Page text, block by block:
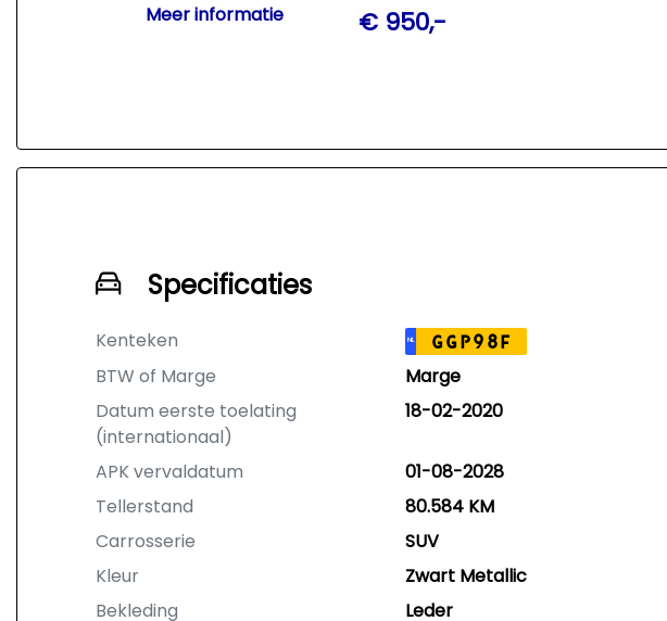
Met dit pakket leveren wij Uw auto
rijklaar af met een nieuwe APK +
Meer informatie € 950,-
Specificaties
Kenteken NL GGP98F
BTW of Marge
Marge
Datum eerste toelating
(internationaal)
18-02-2020
APK vervaldatum
01-08-2028
Tellerstand
80.584 KM
Carrosserie
SUV
Kleur
Zwart Metallic
Bekleding
Leder